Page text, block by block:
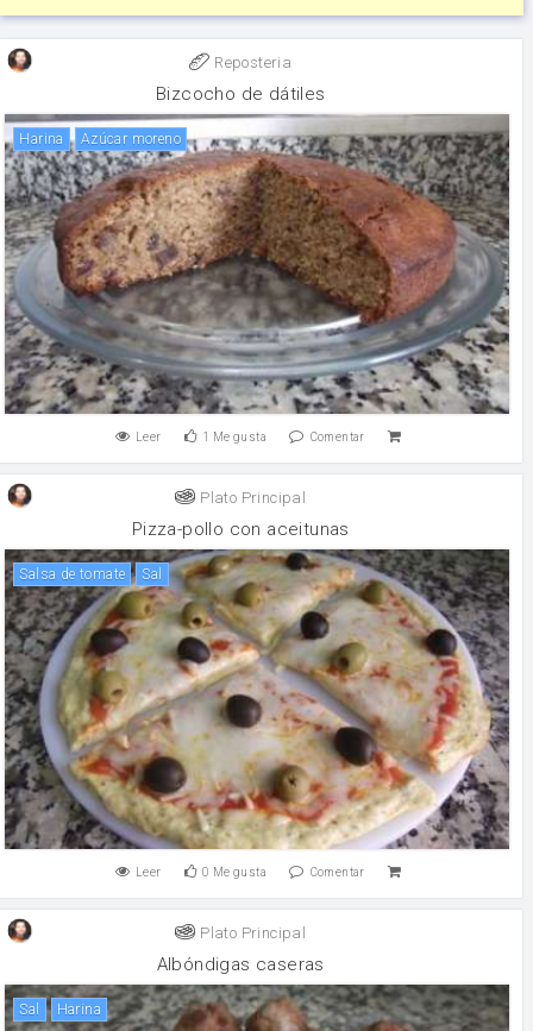
Reposteria
Bizcocho de dátiles
harina Azúcar moreno
Leer 1 Me gusta Comentar
Plato Principal
Pizza-pollo con aceitunas
salsa de tomate sal
Leer 0 Me gusta Comentar
Plato Principal
Albóndigas caseras
sal harina